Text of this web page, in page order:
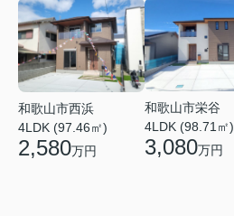
和歌山市西浜
4LDK (97.46㎡)
2,580万円
和歌山市栄谷
4LDK (98.71㎡)
3,080万円